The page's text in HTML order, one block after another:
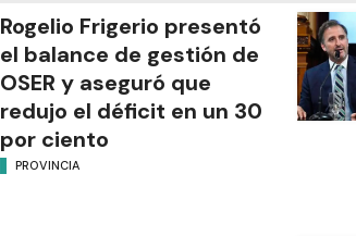
Rogelio Frigerio presentó
el balance de gestión de
OSER y aseguró que
redujo el déficit en un 30
por ciento
PROVINCIA